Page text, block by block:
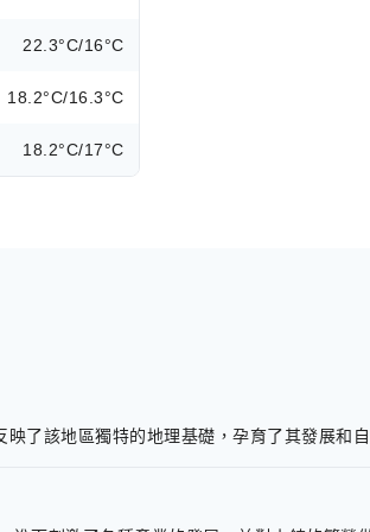
22.3°C/16°C
18.2°C/16.3°C
18.2°C/17°C
了該地區獨特的地理基礎，孕育了其發展和自